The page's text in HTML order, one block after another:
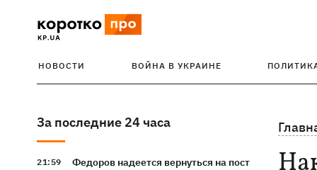
НОВОСТИ ВОЙНА В УКРАИНЕ
За последние 24 часа
21:59
Федоров надеется вернуться на пост